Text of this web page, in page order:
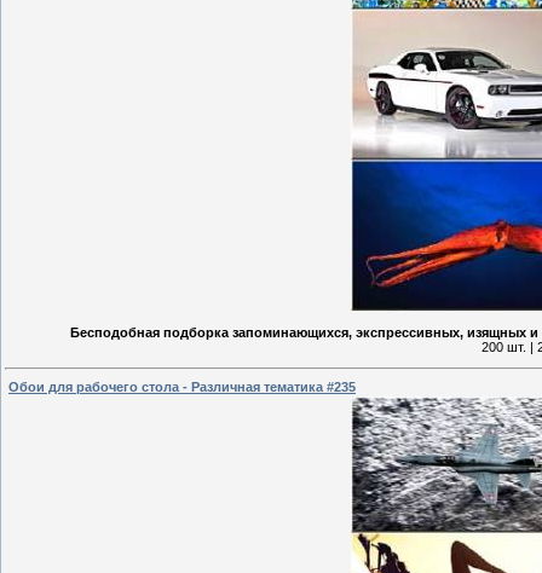
Бесподобная подборка запоминающихся, экспрессивных, изящных
200 шт. |
Обои для рабочего стола - Различная тематика #235